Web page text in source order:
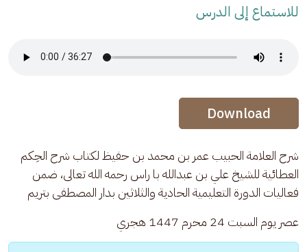
للاستماع إلى الدرس
Audio Stream
Audio Stream
Download
شرح العلامة الحبيب عمر بن محمد بن حفيظ لكتاب شرح الحِكم
العطائية للشيخ علي بن عبدالله با راس رحمه الله تعالى، ضمن
فعاليات الدورة التعليمية الحادية والثلاثين بدار المصطفى بتريم
عصر يوم السبت 24 محرم 1447 هجري